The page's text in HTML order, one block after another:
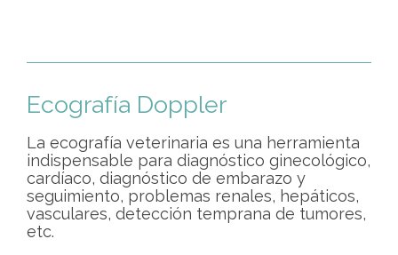
Ecografía Doppler
La ecografía veterinaria es una herramienta
indispensable para diagnóstico ginecológico,
cardíaco, diagnóstico de embarazo y
seguimiento, problemas renales, hepáticos,
vasculares, detección temprana de tumores,
etc.